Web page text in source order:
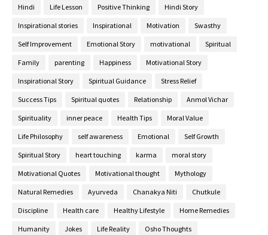
Hindi Life Lesson Positive Thinking Hindi Story
Inspirational stories Inspirational Motivation Swasthy
Self Improvement Emotional Story motivational Spiritual
Family parenting Happiness Motivational Story
Inspirational Story Spiritual Guidance Stress Relief
Success Tips Spiritual quotes Relationship Anmol Vichar
Spirituality inner peace Health Tips Moral Value
Life Philosophy self awareness Emotional Self Growth
Spiritual Story heart touching karma moral story
Motivational Quotes Motivational thought Mythology
Natural Remedies Ayurveda Chanakya Niti Chutkule
Discipline Health care Healthy Lifestyle Home Remedies
Humanity Jokes Life Reality Osho Thoughts